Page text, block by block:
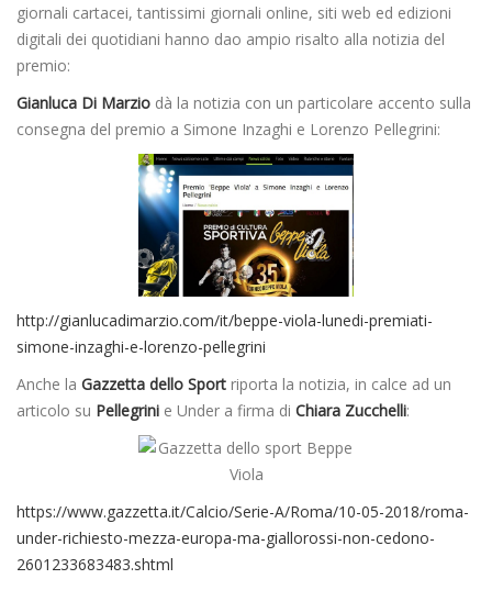
giornali cartacei, tantissimi giornali online, siti web ed edizioni
digitali dei quotidiani hanno dao ampio risalto alla notizia del
premio:
Gianluca Di Marzio dà la notizia con un particolare accento sulla
consegna del premio a Simone Inzaghi e Lorenzo Pellegrini:
http://gianlucadimarzio.com/it/beppe-viola-lunedi-premiati-
simone-inzaghi-e-lorenzo-pellegrini
Anche la Gazzetta dello Sport riporta la notizia, in calce ad un
articolo su Pellegrini e Under a firma di Chiara Zucchelli:
https://www.gazzetta.it/Calcio/Serie-A/Roma/10-05-2018/roma-
under-richiesto-mezza-europa-ma-giallorossi-non-cedono-
2601233683483.shtml